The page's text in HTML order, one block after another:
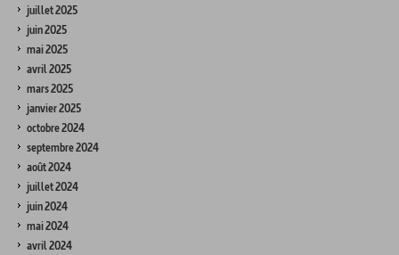
juillet 2025
juin 2025
mai 2025
avril 2025
mars 2025
janvier 2025
octobre 2024
septembre 2024
août 2024
juillet 2024
juin 2024
mai 2024
avril 2024